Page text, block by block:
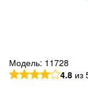
Модель: 11728
4.8 из